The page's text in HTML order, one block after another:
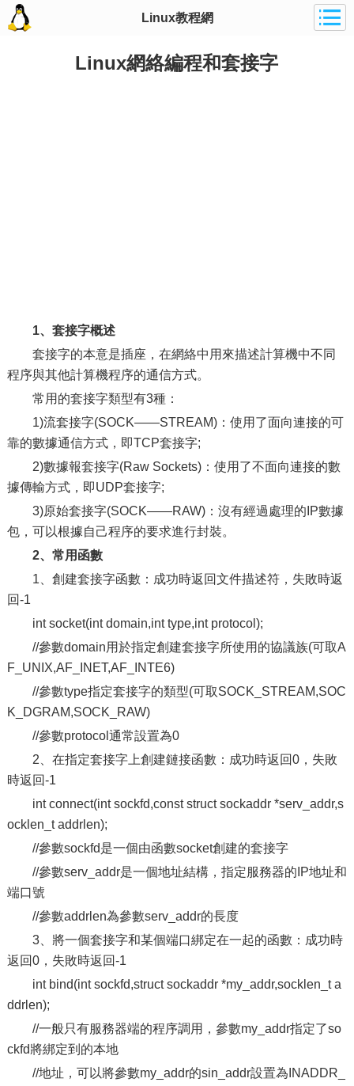
Linux教程網
Linux網絡編程和套接字
1、套接字概述
套接字的本意是插座，在網絡中用來描述計算機中不同
程序與其他計算機程序的通信方式。
常用的套接字類型有3種：
1)流套接字(SOCK——STREAM)：使用了面向連接的可
靠的數據通信方式，即TCP套接字;
2)數據報套接字(Raw Sockets)：使用了不面向連接的數
據傳輸方式，即UDP套接字;
3)原始套接字(SOCK——RAW)：沒有經過處理的IP數據
包，可以根據自己程序的要求進行封裝。
2、常用函數
1、創建套接字函數：成功時返回文件描述符，失敗時返
回-1
int socket(int domain,int type,int protocol);
//參數domain用於指定創建套接字所使用的協議族(可取A
F_UNIX,AF_INET,AF_INTE6)
//參數type指定套接字的類型(可取SOCK_STREAM,SOC
K_DGRAM,SOCK_RAW)
//參數protocol通常設置為0
2、在指定套接字上創建鏈接函數：成功時返回0，失敗
時返回-1
int connect(int sockfd,const struct sockaddr *serv_addr,s
ocklen_t addrlen);
//參數sockfd是一個由函數socket創建的套接字
//參數serv_addr是一個地址結構，指定服務器的IP地址和
端口號
//參數addrlen為參數serv_addr的長度
3、將一個套接字和某個端口綁定在一起的函數：成功時
返回0，失敗時返回-1
int bind(int sockfd,struct sockaddr *my_addr,socklen_t a
ddrlen);
//一般只有服務器端的程序調用，參數my_addr指定了so
ckfd將綁定到的本地
//地址，可以將參數my_addr的sin_addr設置為INADDR_